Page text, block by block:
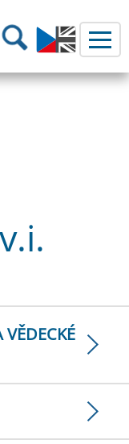
Hledání
VĚDECKÉ